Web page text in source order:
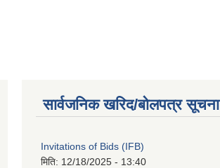
सार्वजनिक खरिद/बोलपत्र सूचना
Invitations of Bids (IFB)
मिति: 12/18/2025 - 13:40